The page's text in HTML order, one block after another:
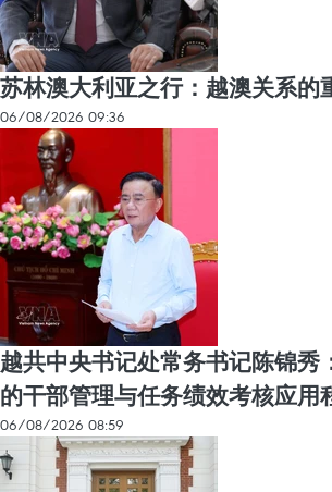
苏林澳大利亚之行：越澳关系的
06/08/2026 09:36
越共中央书记处常务书记陈锦秀
的干部管理与任务绩效考核应用
06/08/2026 08:59